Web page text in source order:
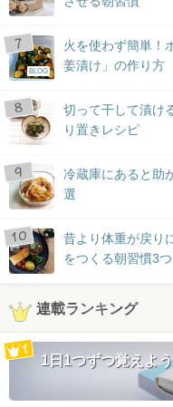
BLOG
火を使わず簡単！
姜漬け」の作り方
切って干して漬け
り置きレシピ
冷蔵庫にあると助
選
昔より体重が戻り
をつくる朝習慣3つ
連載ランキング
1日1つずつ覚えよ